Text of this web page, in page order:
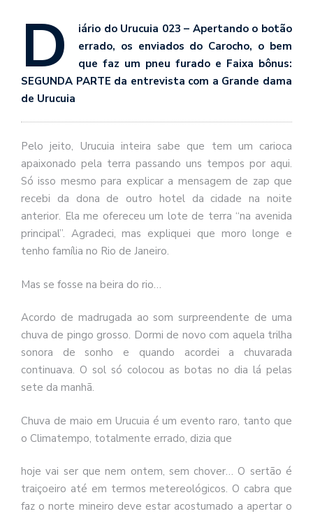
D iário do Urucuia 023 – Apertando o botão
errado, os enviados do Carocho, o bem
que faz um pneu furado e Faixa bônus:
SEGUNDA PARTE da entrevista com a Grande dama
de Urucuia
Pelo jeito, Urucuia inteira sabe que tem um carioca
apaixonado pela terra passando uns tempos por aqui.
Só isso mesmo para explicar a mensagem de zap que
recebi da dona de outro hotel da cidade na noite
anterior. Ela me ofereceu um lote de terra “na avenida
principal”. Agradeci, mas expliquei que moro longe e
tenho família no Rio de Janeiro.
Mas se fosse na beira do rio…
Acordo de madrugada ao som surpreendente de uma
chuva de pingo grosso. Dormi de novo com aquela trilha
sonora de sonho e quando acordei a chuvarada
continuava. O sol só colocou as botas no dia lá pelas
sete da manhã.
Chuva de maio em Urucuia é um evento raro, tanto que
o Climatempo, totalmente errado, dizia que
hoje vai ser que nem ontem, sem chover… O sertão é
traiçoeiro até em termos metereológicos. O cabra que
faz o norte mineiro deve estar acostumado a apertar o